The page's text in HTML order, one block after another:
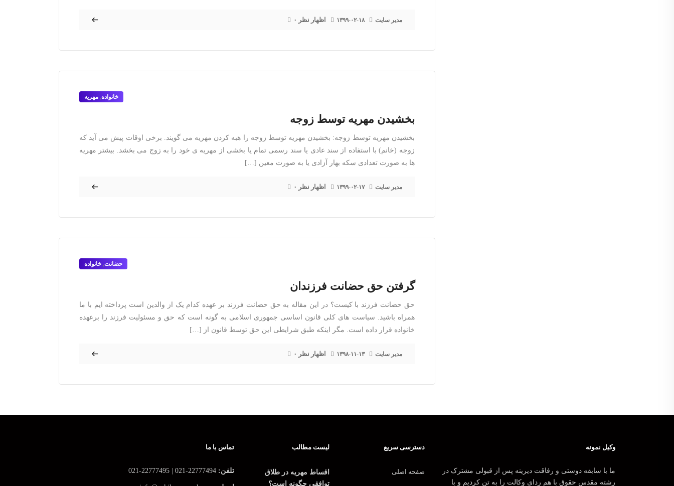
مدیر سایت ۱۳۹۹-۰۲-۱۸ ۰ اظهار نظر
خانواده, مهریه
بخشیدن مهریه توسط زوجه
بخشیدن مهریه توسط زوجه: بخشیدن مهریه توسط زوجه را هبه کردن مهریه می گویند. برخی اوقات پیش می آید که
زوجه (خانم) با استفاده از سند عادی یا سند رسمی تمام یا بخشی از مهریه ی خود را به زوج می بخشد. بیشتر مهریه
ها به صورت تعدادی سکه بهار آزادی یا به صورت معین […]
مدیر سایت ۱۳۹۹-۰۲-۱۷ ۰ اظهار نظر
حضانت, خانواده
گرفتن حق حضانت فرزندان
حق حضانت فرزند با کیست؟ در این مقاله به حق حضانت فرزند بر عهده کدام یک از والدین است پرداخته ایم با ما
همراه باشید. سیاست های کلی قانون اساسی جمهوری اسلامی به گونه است که حق و مسئولیت فرزند را برعهده
خانواده قرار داده است. مگر اینکه طبق شرایطی این حق توسط قانون از […]
مدیر سایت ۱۳۹۸-۱۱-۱۳ ۰ اظهار نظر
تماس با ما
تلفن:
لیست مطالب
اقساط مهریه در طلاق
توافقی چگونه است؟
دسترسی سریع
صفحه اصلی
وکیل نمونه
ما با سابقه دوستی و رفاقت دیرینه پس از قبولی مشترک در
رشته مقدس حقوق با هم ردای وکالت را به تن کردیم و با